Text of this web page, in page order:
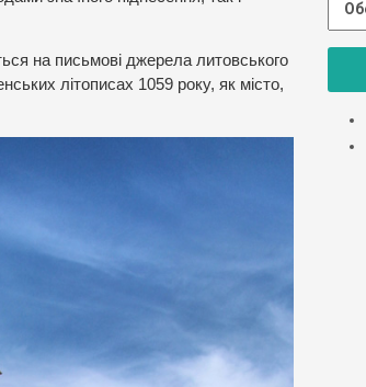
на письмові джерела литовського
літописах 1059 року, як місто,